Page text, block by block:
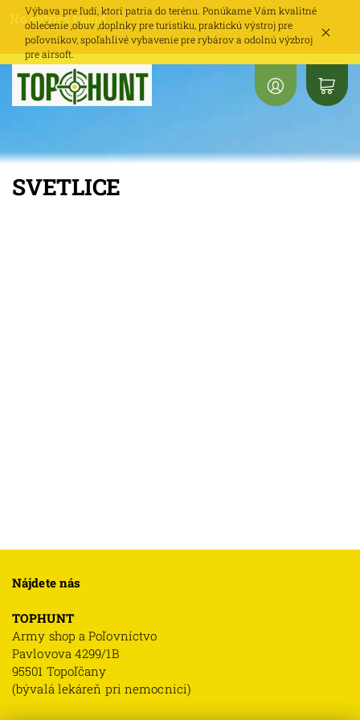
Výbava pre ľudí, ktorí patria do terénu. Ponúkame Vám kvalitné
oblečenie ,obuv ,doplnky pre turistiku, praktickú výstroj pre
poľovníkov, spoľahlivé vybavenie pre rybárov a odolnú výzbroj
pre airsoft.
SVETLICE
No entries found...
Nájdete nás
TOPHUNT
Army shop a Poľovníctvo
Pavlovova 4299/1B
95501 Topoľčany
(bývalá lekáreň pri nemocnici)